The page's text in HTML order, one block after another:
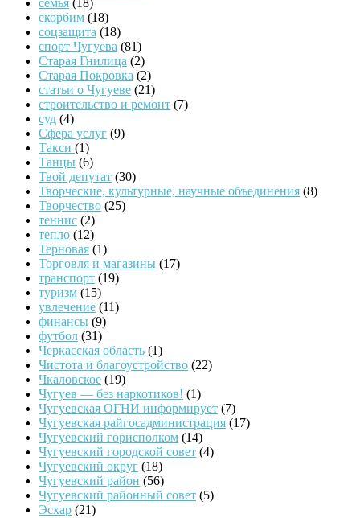
семья (18)
скорбим (18)
соцзащита (18)
спорт Чугуева (81)
Старая Гнилица (2)
Старая Покровка (2)
статьи о Чугуеве (21)
строительство и ремонт (7)
суд (4)
Сфера услуг (9)
Такси (1)
Танцы (6)
Твой депутат (30)
Творческие, культурные, научные объединения (8)
Творчество (25)
теннис (2)
тепло (12)
Терновая (1)
Торговля и магазины (17)
транспорт (19)
туризм (15)
увлечение (11)
финансы (9)
футбол (31)
Черкасская область (1)
Чистота и благоустройство (22)
Чкаловское (19)
Чугуев — без наркотиков! (1)
Чугуевская ОГНИ информирует (7)
Чугуевская райгосадминистрация (17)
Чугуевский горисполком (14)
Чугуевский городской совет (4)
Чугуевский округ (18)
Чугуевский район (56)
Чугуевский районный совет (5)
Эсхар (21)